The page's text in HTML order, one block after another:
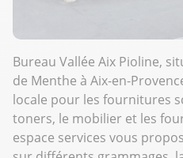
Bureau Vallée Aix Pioline,
de Menthe à Aix-en-
locale pour les fournitures
toners, le mobilier et les
espace services vous